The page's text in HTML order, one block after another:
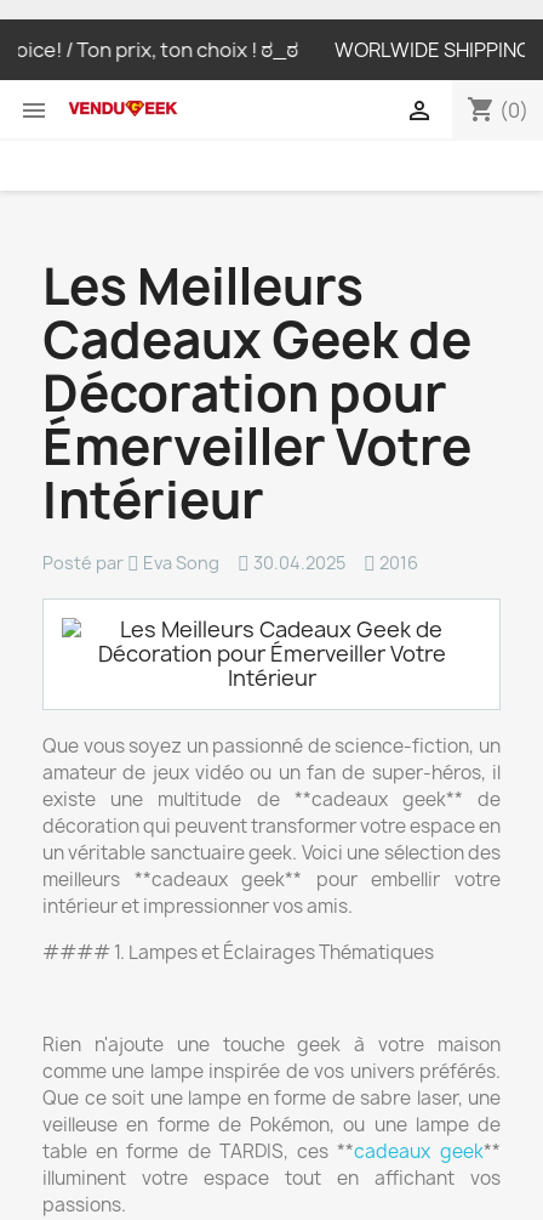
/ Ton prix, ton choix ! ಠ_ಠ WORLWIDE SHIPPING
 shopping_cart (0)

Les Meilleurs
Cadeaux Geek de
Décoration pour
Émerveiller Votre
Intérieur
Posté par Eva Song 30.04.2025 2016
Que vous soyez un passionné de science-fiction, un
amateur de jeux vidéo ou un fan de super-héros, il
existe une multitude de **cadeaux geek** de
décoration qui peuvent transformer votre espace en
un véritable sanctuaire geek. Voici une sélection des
meilleurs **cadeaux geek** pour embellir votre
intérieur et impressionner vos amis.
#### 1. Lampes et Éclairages Thématiques
Rien n'ajoute une touche geek à votre maison
comme une lampe inspirée de vos univers préférés.
Que ce soit une lampe en forme de sabre laser, une
veilleuse en forme de Pokémon, ou une lampe de
table en forme de TARDIS, ces **cadeaux geek**
illuminent votre espace tout en affichant vos
passions.